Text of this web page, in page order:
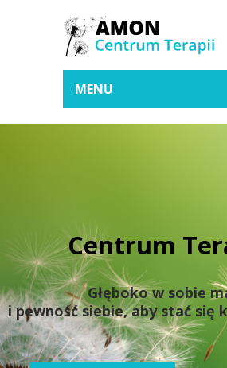
MENU
Centrum
Głęboko w sobie
i pewność siebie, aby stać się